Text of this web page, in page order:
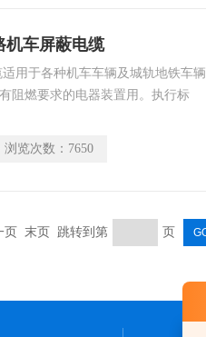
机车屏蔽电缆
用于各种机车车辆及城轨地铁车辆
阻燃要求的电器装置用。执行标
包括机床和起重机运输设备在内的
浏览次数： 7650
页 末页 跳转到第 页